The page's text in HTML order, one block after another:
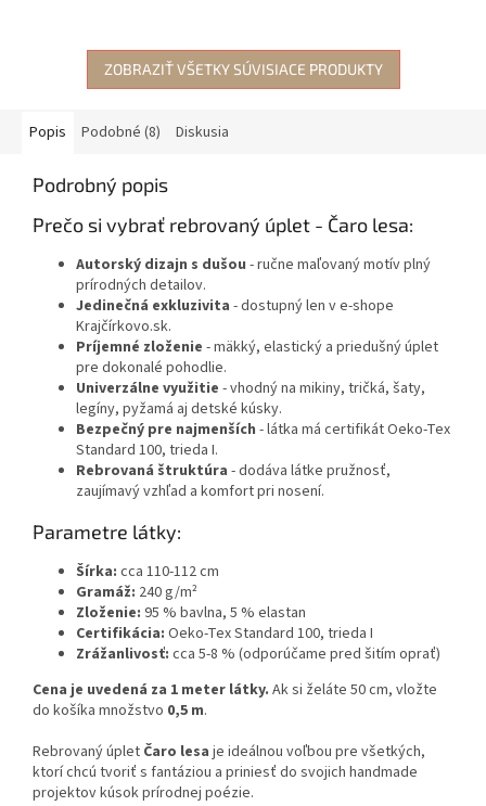
ZOBRAZIŤ VŠETKY SÚVISIACE PRODUKTY
Popis Podobné (8) Diskusia
Podrobný popis
Prečo si vybrať rebrovaný úplet - Čaro lesa:
Autorský dizajn s dušou - ručne maľovaný motív plný
prírodných detailov.
Jedinečná exkluzivita - dostupný len v e-shope
Krajčírkovo.sk.
Príjemné zloženie - mäkký, elastický a priedušný úplet
pre dokonalé pohodlie.
Univerzálne využitie - vhodný na mikiny, tričká, šaty,
legíny, pyžamá aj detské kúsky.
Bezpečný pre najmenších - látka má certifikát Oeko-Tex
Standard 100, trieda I.
Rebrovaná štruktúra - dodáva látke pružnosť,
zaujímavý vzhľad a komfort pri nosení.
Parametre látky:
Šírka: cca 110-112 cm
Gramáž: 240 g/m²
Zloženie: 95 % bavlna, 5 % elastan
Certifikácia: Oeko-Tex Standard 100, trieda I
Zrážanlivosť: cca 5-8 % (odporúčame pred šitím oprať)
Cena je uvedená za 1 meter látky. Ak si želáte 50 cm, vložte
do košíka množstvo 0,5 m.
Rebrovaný úplet Čaro lesa je ideálnou voľbou pre všetkých,
ktorí chcú tvoriť s fantáziou a priniesť do svojich handmade
projektov kúsok prírodnej poézie.